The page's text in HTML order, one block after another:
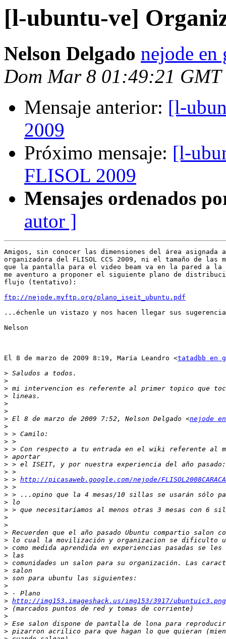
[l-ubuntu-ve]
Nelson Delgado nejode en
Dom Mar 8 01:49:21 GMT
Mensaje anterior: [l-
2009
Próximo mensaje: [l-
FLISOL 2009
Mensajes ordenados
autor ]
Amigos, sin conocer las dimensiones del área asignada
organizadora del FLISOL CCS 2009, ni el tamaño de las
que la pantalla para el video beam va en la pared a la
me aventuro a proponer el siguiente plano de
flujo (tentativo):
ftp://nejode.myftp.org/plano_iseit_ubuntu.pdf
...échenle un vistazo y nos hacen llegar sus
Nelson
El 8 de marzo de 2009 8:19, María Leandro <tatadbb en
>
>
>
>
>
>
> El 8 de marzo de 2009 7:52, Nelson Delgado <nejode
>
>
>
>
>
>
>
> > http://picasaweb.google.com/nejode/
>
>
>
>
>
>
>
>
>
>
>
>
>
>
>
> http://img153.imageshack.us/img153/3917/ubuntuic3.png
>
>
>
>